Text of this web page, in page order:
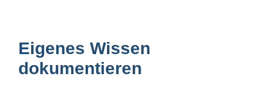
Eigenes Wissen
dokumentieren